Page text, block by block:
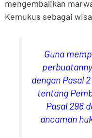
mengembalikan
Kemukus sebagai
Guna
dengan Pasal
tentang
Pasal 296
ancaman